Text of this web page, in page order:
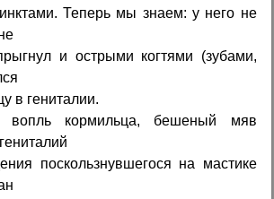
Теперь мы знаем: у него не
и острыми когтями (зубами,
в гениталии.
вопль кормильца, бешеный мяв
поскользнувшегося на мастике